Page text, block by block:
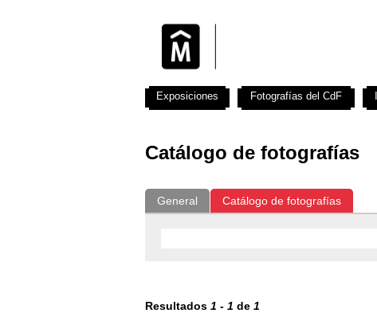
Catálogo de fotografías
General Catálogo de fotografías
Resultados 1 - 1 de 1
Exposiciones Fotografías del CdF